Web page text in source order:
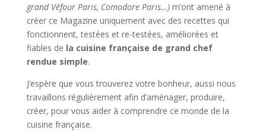
grand Véfour Paris, Comodore Paris…)m’ont amené à
créer ce Magazine uniquement avec des recettes qui
fonctionnent, testées et re-testées, améliorées et
fiables de la cuisine française de grand chef
rendue simple.
J’espère que vous trouverez votre bonheur, aussi nous
travaillons régulièrement afin d’aménager, produire,
créer, pour vous aider à comprendre ce monde de la
cuisine française.